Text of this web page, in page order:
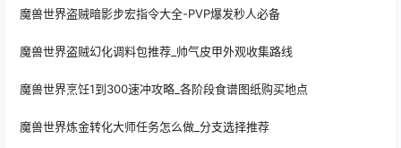
魔兽世界盗贼暗影步宏指令大全-PVP爆发秒人必备
魔兽世界盗贼幻化调料包推荐_帅气皮甲外观收集路线
魔兽世界烹饪1到300速冲攻略_各阶段食谱图纸购买地点
魔兽世界炼金转化大师任务怎么做_分支选择推荐